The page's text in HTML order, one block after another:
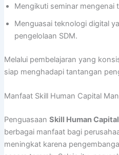
Mengikuti seminar mengenai
Menguasai teknologi digital
pengelolaan SDM.
Melalui pembelajaran yang
siap menghadapi tantangan
Manfaat Skill Human Capital
Penguasaan Skill Human
berbagai manfaat bagi
meningkat karena